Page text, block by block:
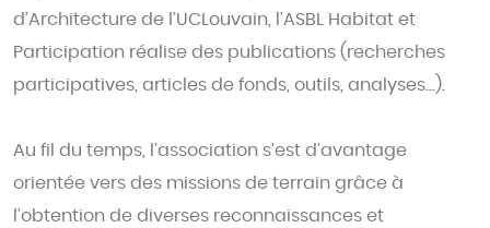
d’Architecture de l’UCLouvain, l’ASBL Habitat et
Participation réalise des publications (recherches
participatives, articles de fonds, outils, analyses…).
Au fil du temps, l’association s’est d’avantage
orientée vers des missions de terrain grâce à
l’obtention de diverses reconnaissances et